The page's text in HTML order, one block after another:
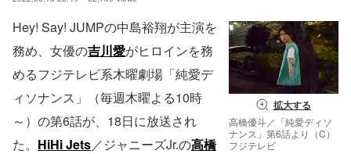
拡大する
高橋優斗／「純愛ディソ
ナンス」第6話より（C）
フジテレビ
Hey! Say! JUMPの中島裕翔が主演を
務め、女優の吉川愛がヒロインを務
めるフジテレビ系木曜劇場「純愛デ
ィソナンス」（毎週木曜よる10時
～）の第6話が、18日に放送され
た。 HiHi Jets／ジャニーズJr.の高橋